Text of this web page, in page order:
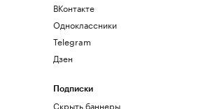
ВКонтакте
Одноклассники
Telegram
Дзен
Подписки
Скрыть баннеры